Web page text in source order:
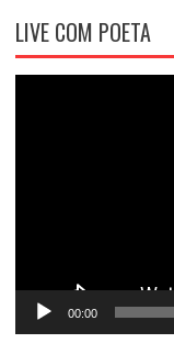
LIVE COM POETA
00:00